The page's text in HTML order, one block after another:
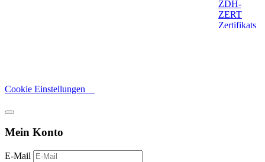
Cookie Einstellungen
Mein Konto
E-Mail